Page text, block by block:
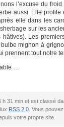
l’excuse du
aussi. Elle
elle dans les
sur les
Les
mignon à
prennent tout notre
…
h 31 min et est classé
RSS 2.0. Vous pouvez
votre propre site.